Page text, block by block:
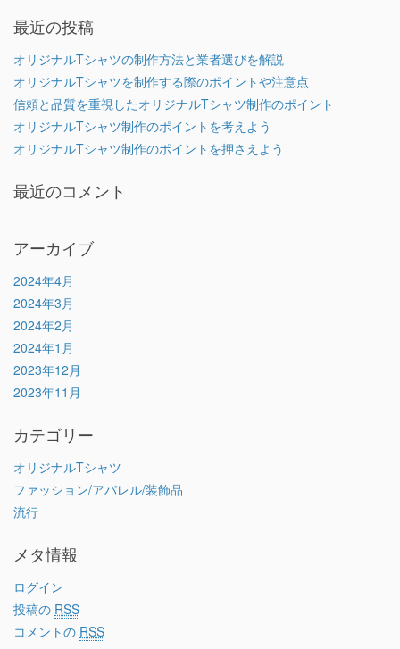
最近の投稿
オリジナルTシャツの制作方法と業者選びを解説
オリジナルTシャツを制作する際のポイントや注意点
信頼と品質を重視したオリジナルTシャツ制作のポイント
オリジナルTシャツ制作のポイントを考えよう
オリジナルTシャツ制作のポイントを押さえよう
最近のコメント
アーカイブ
2024年4月
2024年3月
2024年2月
2024年1月
2023年12月
2023年11月
カテゴリー
オリジナルTシャツ
ファッション/アパレル/装飾品
流行
メタ情報
ログイン
投稿の RSS
コメントの RSS